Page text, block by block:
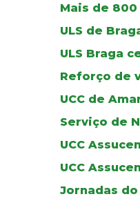
Mais de
ULS de
ULS Braga
Reforço de
UCC de
Serviço de
UCC
UCC
Jornadas